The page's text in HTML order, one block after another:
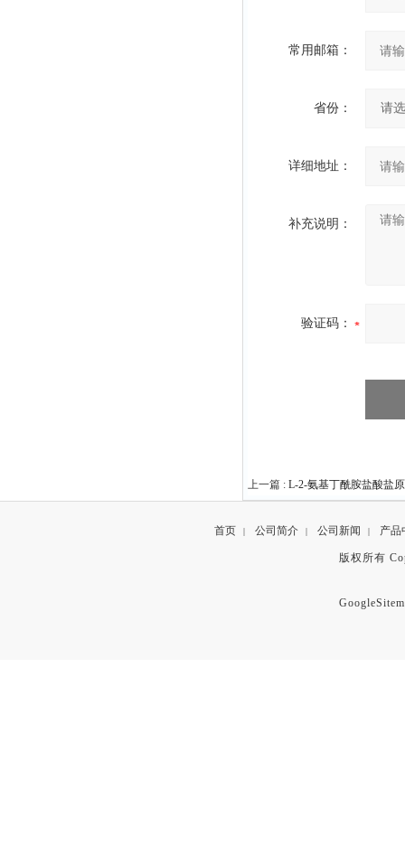
常用邮箱：
省份：
详细地址：
补充说明：
验证码：
上一篇 : L-2-氨基丁酰胺盐酸盐
首页 | 公司简介 | 公司新闻 | 产品
版权所有